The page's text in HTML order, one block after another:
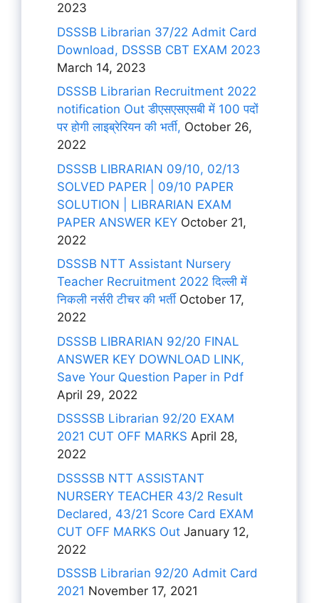
2023
DSSSB Librarian 37/22 Admit Card
Download, DSSSB CBT EXAM 2023
March 14, 2023
DSSSB Librarian Recruitment 2022
notification Out डीएसएसएसबी में 100 पदों
पर होगी लाइब्रेरियन की भर्ती, October 26,
2022
DSSSB LIBRARIAN 09/10, 02/13
SOLVED PAPER | 09/10 PAPER
SOLUTION | LIBRARIAN EXAM
PAPER ANSWER KEY October 21,
2022
DSSSB NTT Assistant Nursery
Teacher Recruitment 2022 दिल्ली में
निकली नर्सरी टीचर की भर्ती October 17,
2022
DSSSB LIBRARIAN 92/20 FINAL
ANSWER KEY DOWNLOAD LINK,
Save Your Question Paper in Pdf
April 29, 2022
DSSSSB Librarian 92/20 EXAM
2021 CUT OFF MARKS April 28,
2022
DSSSSB NTT ASSISTANT
NURSERY TEACHER 43/2 Result
Declared, 43/21 Score Card EXAM
CUT OFF MARKS Out January 12,
2022
DSSSB Librarian 92/20 Admit Card
2021 November 17, 2021